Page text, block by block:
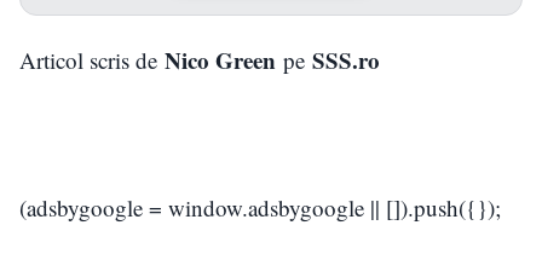
Articol scris de Nico Green pe SSS.ro
(adsbygoogle = window.adsbygoogle || []).push({});